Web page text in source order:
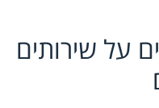
על שירותים